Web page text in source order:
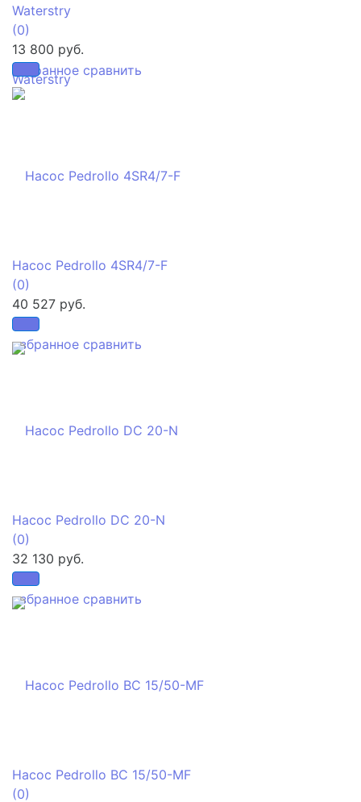
избранное сравнить
Waterstry
(0)
13 800 руб.
избранное сравнить
Насос Pedrollo 4SR4/7-F
(0)
40 527 руб.
избранное сравнить
Насос Pedrollo DC 20-N
(0)
32 130 руб.
Насос Pedrollo BC 15/50-MF
(0)